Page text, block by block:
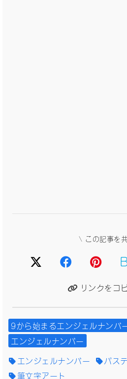
\ この記事を
リンクをコ
9から始まるエンジェルナンバ
エンジェルナンバー
エンジェルナンバー
パス
筆文字アート